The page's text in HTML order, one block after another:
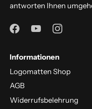
antworten Ihnen
Informationen
Logomatten Shop
AGB
Widerrufsbelehrung